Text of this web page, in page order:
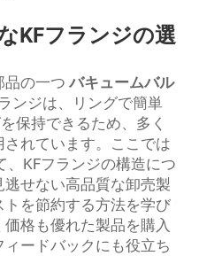
KFフランジの選
品の一つ バキュームバル
ンジは、リングで簡単
保持できるため、多く
れています。ここでは
、KFフランジの構造につ
せない高品質な卸売製
を節約する方法を学び
格も優れた製品を購入
ードバックにも役立ち